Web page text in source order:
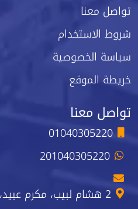
تواصل معنا
شروط الاستخدام
سياسة الخصوصية
خريطة الموقع
تواصل معنا
01040305220
201040305220
2 هشام لبيب، مكرم عبيد، مدينة نصر